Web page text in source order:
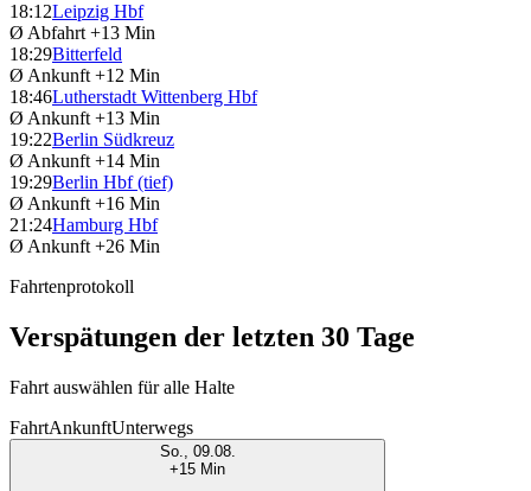
18:12Leipzig Hbf
Ø Abfahrt +13 Min
18:29Bitterfeld
Ø Ankunft +12 Min
18:46Lutherstadt Wittenberg Hbf
Ø Ankunft +13 Min
19:22Berlin Südkreuz
Ø Ankunft +14 Min
19:29Berlin Hbf (tief)
Ø Ankunft +16 Min
21:24Hamburg Hbf
Ø Ankunft +26 Min
Fahrtenprotokoll
Verspätungen der letzten 30 Tage
Fahrt auswählen für alle Halte
FahrtAnkunftUnterwegs
So., 09.08.
+15 Min